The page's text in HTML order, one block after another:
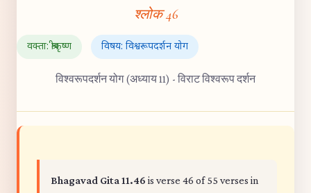
श्लोक 46
वक्ता: श्रीकृष्ण विषय: विश्वरूपदर्शन योग
विश्वरूपदर्शन योग (अध्याय 11) - विराट विश्वरूप दर्शन
Bhagavad Gita 11.46 is verse 46 of 55 verses in